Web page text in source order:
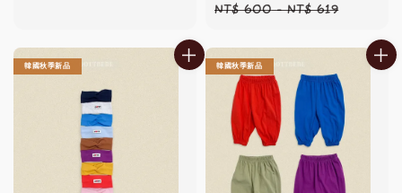
price
NT$ 600-NT$ 619
韓國秋季新品 韓國秋季新品